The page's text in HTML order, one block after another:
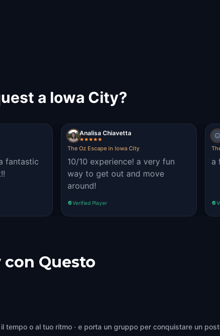
a Iowa City?
fantastic
Analisa Chiavetta
The Oz Escape in Iowa City
10/10 experience! a very fun
way to get out and move
around!
Verified Player
a
con Questo
tempo o al tuo ritmo · e porta un gruppo per conquistare un